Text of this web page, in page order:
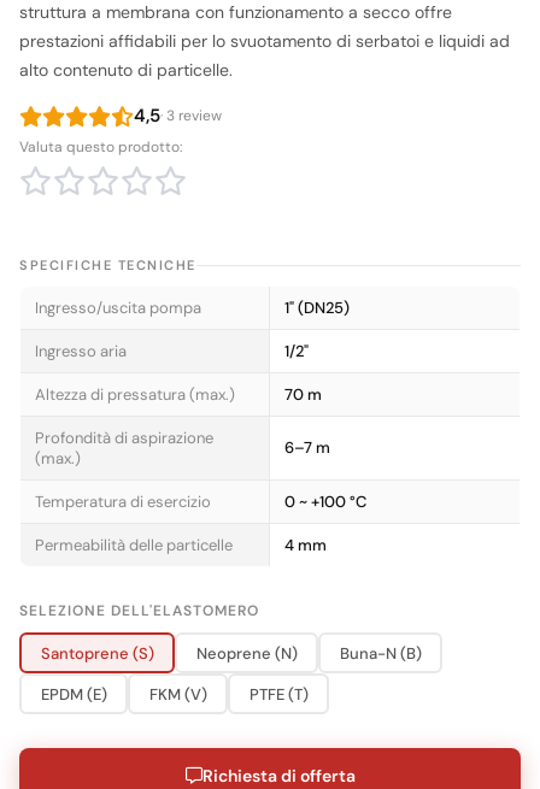
struttura a membrana con funzionamento a secco offre
prestazioni affidabili per lo svuotamento di serbatoi e liquidi ad
alto contenuto di particelle.
4,5· 3 review
Valuta questo prodotto:
SPECIFICHE TECNICHE
Ingresso/uscita pompa 1" (DN25)
Ingresso aria 1/2"
Altezza di pressatura (max.) 70 m
Profondità di aspirazione
(max.)
6–7 m
Temperatura di esercizio 0 ~ +100 °C
Permeabilità delle particelle 4 mm
SELEZIONE DELL'ELASTOMERO
Santoprene (S) Neoprene (N)
Buna-N (B)
EPDM (E)
FKM (V) PTFE (T)
Richiesta di offerta